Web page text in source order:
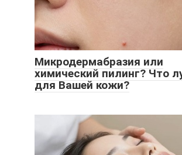
Микродермабразия или
химический пилинг? Что
для Вашей кожи?